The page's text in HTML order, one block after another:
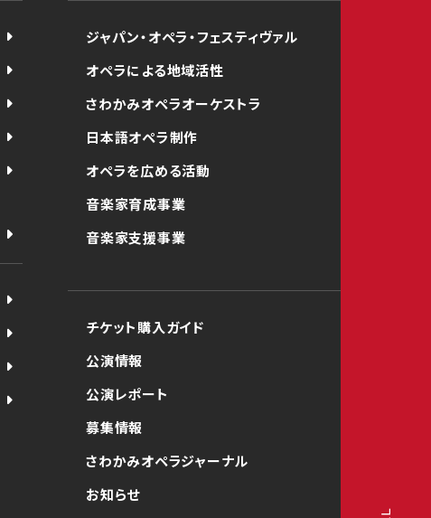
ジャパン・オペラ・フェスティヴァル
オペラによる地域活性
さわかみオペラオーケストラ
日本語オペラ制作
オペラを広める活動
音楽家育成事業
音楽家支援事業
チケット購入ガイド
公演情報
公演レポート
募集情報
さわかみオペラジャーナル
お知らせ